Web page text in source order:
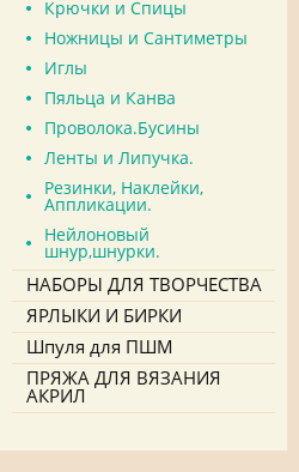
Крючки и Спицы
Ножницы и Сантиметры
Иглы
Пяльца и Канва
Проволока.Бусины
Ленты и Липучка.
Резинки, Наклейки,
Аппликации.
Нейлоновый
шнур,шнурки.
НАБОРЫ ДЛЯ ТВОРЧЕСТВА
ЯРЛЫКИ И БИРКИ
Шпуля для ПШМ
ПРЯЖА ДЛЯ ВЯЗАНИЯ
АКРИЛ